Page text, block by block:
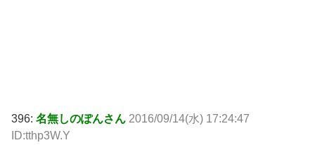
396: 名無しのぽんさん 2016/09/14(水) 17:24:47
ID:tthp3W.Y